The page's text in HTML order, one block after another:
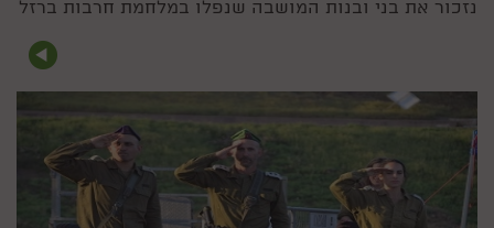
נזכור את בני ובנות המושבה שנפלו במלחמת חרבות ברזל